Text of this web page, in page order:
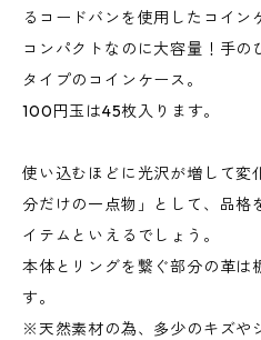
るコードバンを使用したコイン
コンパクトなのに大容量！手の
タイプのコインケース。
100円玉は45枚入ります。
使い込むほどに光沢が増して変
分だけの一点物」として、品格
イテムといえるでしょう。
本体とリングを繋ぐ部分の革は
す。
※天然素材の為、多少のキズや